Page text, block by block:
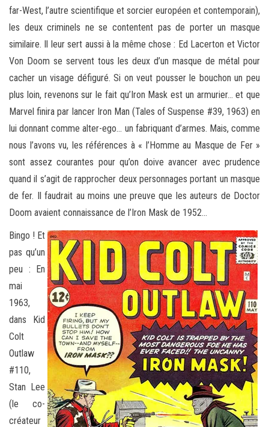
far-West, l’autre scientifique et sorcier européen et contemporain),
les deux criminels ne se contentent pas de porter un masque
similaire. Il leur sert aussi à la même chose : Ed Lacerton et Victor
Von Doom se servent tous les deux d’un masque de métal pour
cacher un visage défiguré. Si on veut pousser le bouchon un peu
plus loin, revenons sur le fait qu’Iron Mask est un armurier… et que
Marvel finira par lancer Iron Man (Tales of Suspense #39, 1963) en
lui donnant comme alter-ego… un fabriquant d’armes. Mais, comme
nous l’avons vu, les références à « l’Homme au Masque de Fer »
sont assez courantes pour qu’on doive avancer avec prudence
quand il s’agit de rapprocher deux personnages portant un masque
de fer. Il faudrait au moins une preuve que les auteurs de Doctor
Doom avaient connaissance de l’Iron Mask de 1952…
Bingo ! Et
pas qu’un
peu : En
mai
1963,
dans Kid
Colt
Outlaw
#110,
Stan Lee
(le co-
créateur